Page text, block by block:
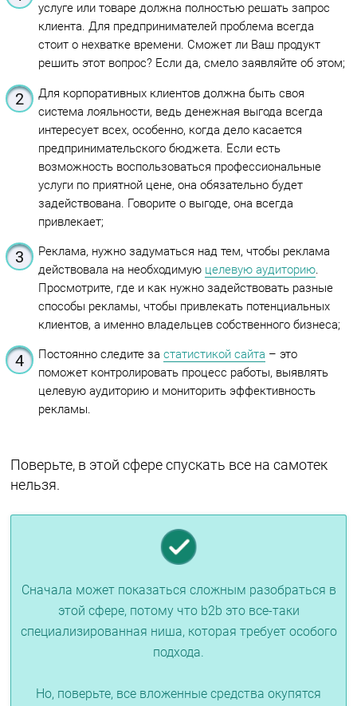
услуге или товаре должна полностью решать запрос
клиента. Для предпринимателей проблема всегда
стоит о нехватке времени. Сможет ли Ваш продукт
решить этот вопрос? Если да, смело заявляйте об этом;
Для корпоративных клиентов должна быть своя
система лояльности, ведь денежная выгода всегда
интересует всех, особенно, когда дело касается
предпринимательского бюджета. Если есть
возможность воспользоваться профессиональные
услуги по приятной цене, она обязательно будет
задействована. Говорите о выгоде, она всегда
привлекает;
Реклама, нужно задуматься над тем, чтобы реклама
действовала на необходимую целевую аудиторию.
Просмотрите, где и как нужно задействовать разные
способы рекламы, чтобы привлекать потенциальных
клиентов, а именно владельцев собственного бизнеса;
Постоянно следите за статистикой сайта – это
поможет контролировать процесс работы, выявлять
целевую аудиторию и мониторить эффективность
рекламы.
Поверьте, в этой сфере спускать все на самотек
нельзя.
Сначала может показаться сложным разобраться в
этой сфере, потому что b2b это все-таки
специализированная ниша, которая требует особого
подхода.
Но, поверьте, все вложенные средства окупятся